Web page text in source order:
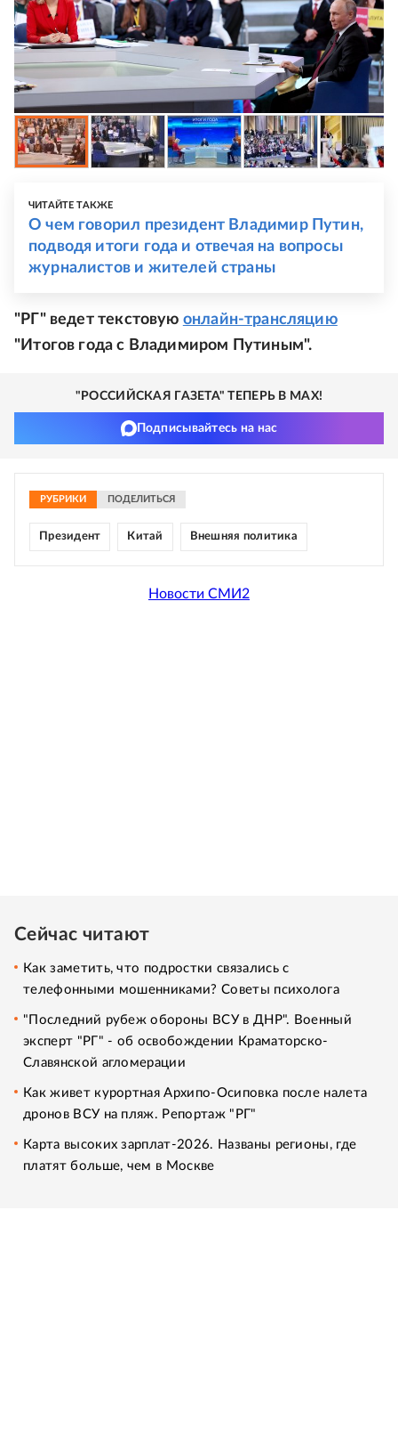
ЧИТАЙТЕ ТАКЖЕ
О чем говорил президент Владимир Путин,
подводя итоги года и отвечая на вопросы
журналистов и жителей страны
"РГ" ведет текстовую онлайн-трансляцию
"Итогов года с Владимиром Путиным".
"РОССИЙСКАЯ ГАЗЕТА" ТЕПЕРЬ В MAX!
Подписывайтесь на нас
РУБРИКИ ПОДЕЛИТЬСЯ
Президент Китай Внешняя политика
Новости СМИ2
Сейчас читают
Как заметить, что подростки связались с
телефонными мошенниками? Советы психолога
"Последний рубеж обороны ВСУ в ДНР". Военный
эксперт "РГ" - об освобождении Краматорско-
Славянской агломерации
Как живет курортная Архипо-Осиповка после налета
дронов ВСУ на пляж. Репортаж "РГ"
Карта высоких зарплат-2026. Названы регионы, где
платят больше, чем в Москве